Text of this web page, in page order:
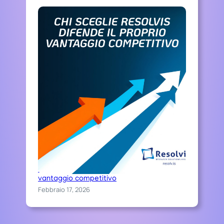
Chi sceglie Resolvis difende il proprio
vantaggio competitivo
Febbraio 17, 2026